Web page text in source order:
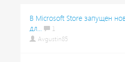
В Microsoft Store запущен
дл...
1
Avgustin85